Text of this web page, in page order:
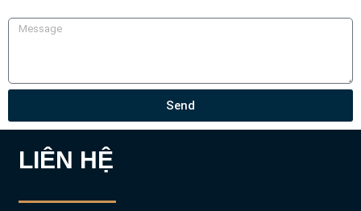
Send
LIÊN HỆ